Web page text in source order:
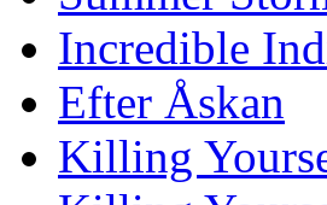
Incredible
Efter Åskan
Killing